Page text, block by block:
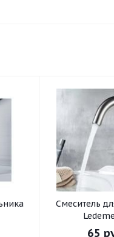
Смеситель для умывальника
65